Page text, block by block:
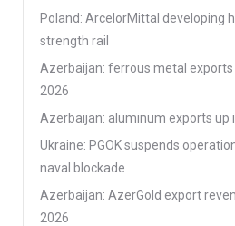
Poland: ArcelorMittal developing
strength rail
Azerbaijan: ferrous metal exports
2026
Azerbaijan: aluminum exports up
Ukraine: PGOK suspends
naval blockade
Azerbaijan: AzerGold export
2026